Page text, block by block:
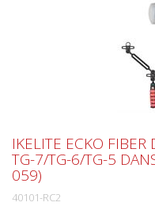
IKELITE ECKO
TG-7/TG-6/TG-5
059)
40101-RC2